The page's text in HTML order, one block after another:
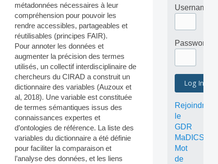
métadonnées nécessaires à leur
compréhension pour pouvoir les
rendre accessibles, partageables et
réutilisables (principes FAIR).
Pour annoter les données et
augmenter la précision des termes
utilisés, un collectif interdisciplinaire de
chercheurs du CIRAD a construit un
dictionnaire des variables (Auzoux et
al, 2018). Une variable est constituée
de termes sémantiques issus des
connaissances expertes et
d’ontologies de référence. La liste des
variables du dictionnaire a été définie
pour faciliter la comparaison et
l’analyse des données, et les liens
Username
Password
Rejoindre
le
GDR
MaDICS
Mot
de